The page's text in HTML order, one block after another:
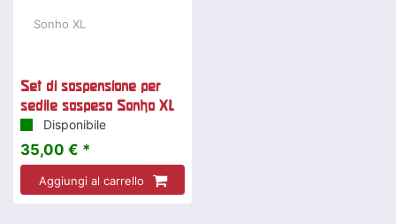
Set di sospensione per
sedile sospeso Sonho XL
Disponibile
35,00 € *
Aggiungi al carrello